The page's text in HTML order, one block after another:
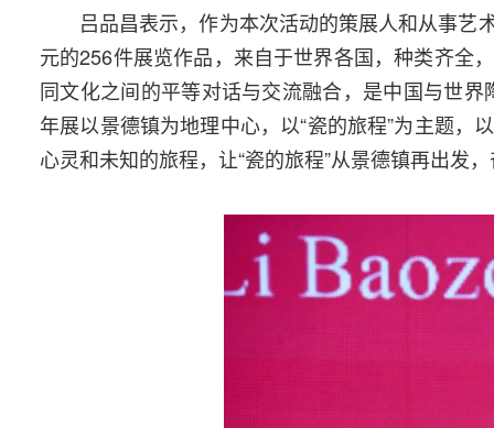
吕品昌表示，作为本次活动的策展人和从事艺
元的256件展览作品，来自于世界各国，种类齐全
同文化之间的平等对话与交流融合，是中国与世
年展以景德镇为地理中心，以“瓷的旅程”为主题
心灵和未知的旅程，让“瓷的旅程”从景德镇再出发